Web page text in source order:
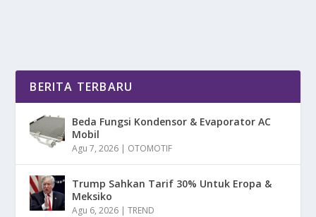
BERITA TERBARU
Beda Fungsi Kondensor & Evaporator AC
Mobil
Agu 7, 2026 | OTOMOTIF
Trump Sahkan Tarif 30% Untuk Eropa &
Meksiko
Agu 6, 2026 |TREND